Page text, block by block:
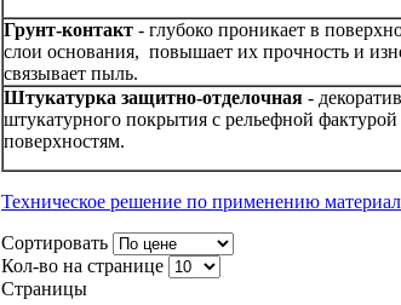
Грунт-контакт - глубоко проникает в
слои основания, повышает их прочность и
связывает пыль.
Штукатурка защитно-отделочная -
штукатурного покрытия с рельефной
поверхностям.
Техническое решение по применению
Сортировать
Кол-во на странице
Страницы